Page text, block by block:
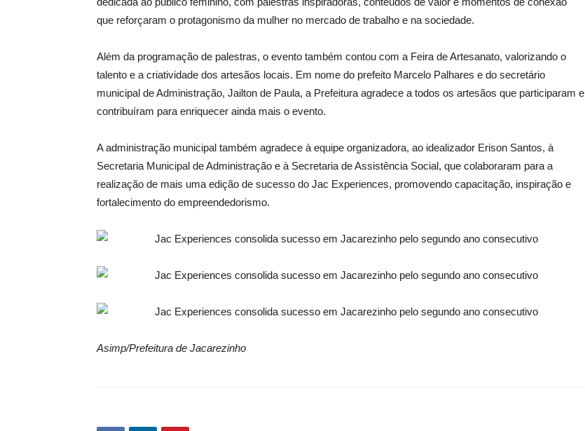
que reforçaram o protagonismo da mulher no mercado de trabalho e na sociedade.
Além da programação de palestras, o evento também contou com a Feira de Artesanato, valorizando o
talento e a criatividade dos artesãos locais. Em nome do prefeito Marcelo Palhares e do secretário
municipal de Administração, Jailton de Paula, a Prefeitura agradece a todos os artesãos que participaram e
contribuíram para enriquecer ainda mais o evento.
A administração municipal também agradece à equipe organizadora, ao idealizador Erison Santos, à
Secretaria Municipal de Administração e à Secretaria de Assistência Social, que colaboraram para a
realização de mais uma edição de sucesso do Jac Experiences, promovendo capacitação, inspiração e
fortalecimento do empreendedorismo.
Asimp/Prefeitura de Jacarezinho